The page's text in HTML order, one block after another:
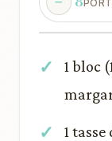
1 bloc
1